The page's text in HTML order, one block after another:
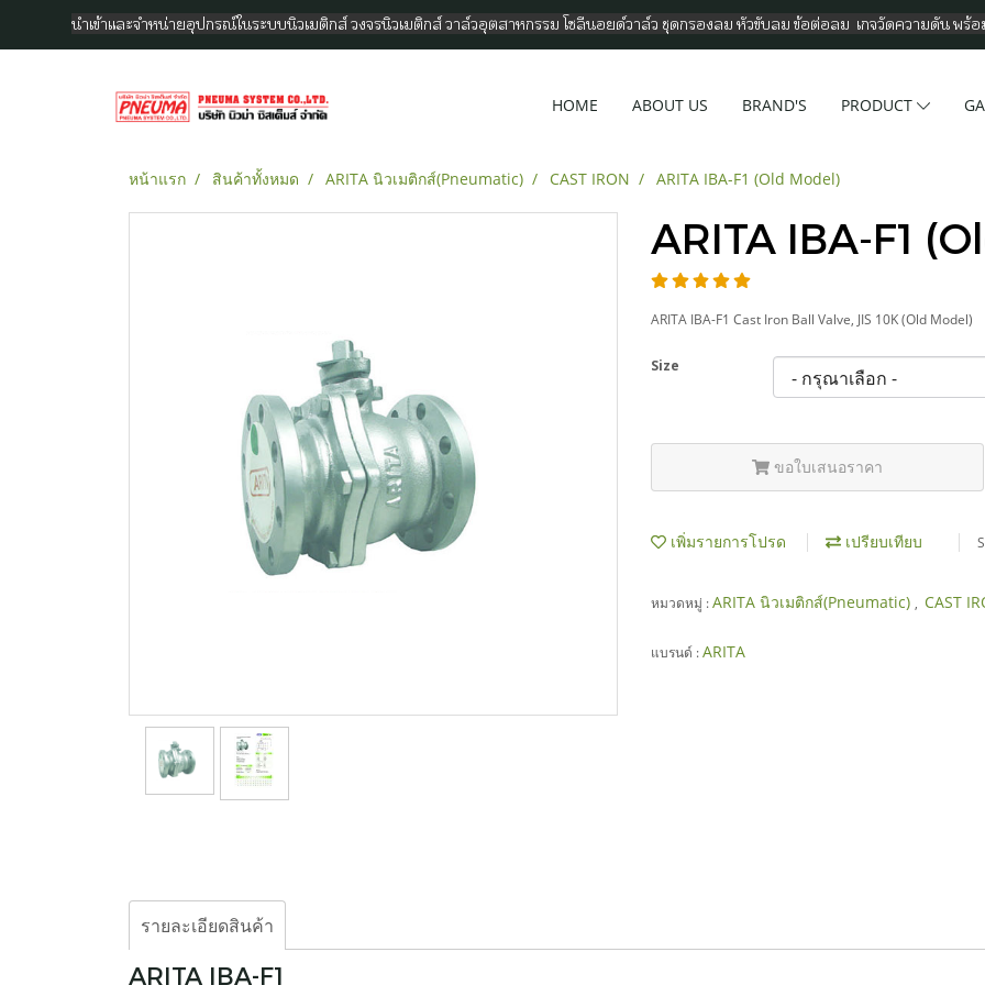
นำเข้าและจำหน่ายอุปกรณ์ในระบบนิวเมติกส์ วงจรนิวเมติกส์ วาล์วอุตสาหกรรม โซลีนอยด์วาล์ว ชุดกรองลม หัวขับลม ข้อต่อลม เกจวัดความดัน พร้อ
HOME ABOUT US BRAND'S PRODUCT
หน้าแรก สินค้าทั้งหมด ARITA นิวเมติกส์(Pneumatic) CAST IRON ARITA IBA-F1 (Old Model)
ARITA IBA-F1
ARITA IBA-F1 Cast Iron Ball Valve, JIS 10K (Old Model)
Size
ขอใบเสนอราคา
เพิ่มรายการโปรด เปรียบเทียบ
หมวดหมู่ :ARITA นิวเมติกส์(Pneumatic) , CAST
แบรนด์ :ARITA
รายละเอียดสินค้า
ARITA IBA-F1